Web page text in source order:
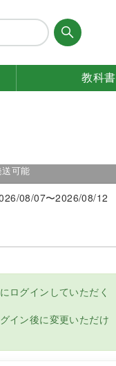
教科書
送可能
08/07〜2026/08/12
ログインしていただく
イン後に変更いただけ